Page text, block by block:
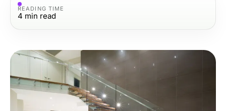
READING TIME
4 min read